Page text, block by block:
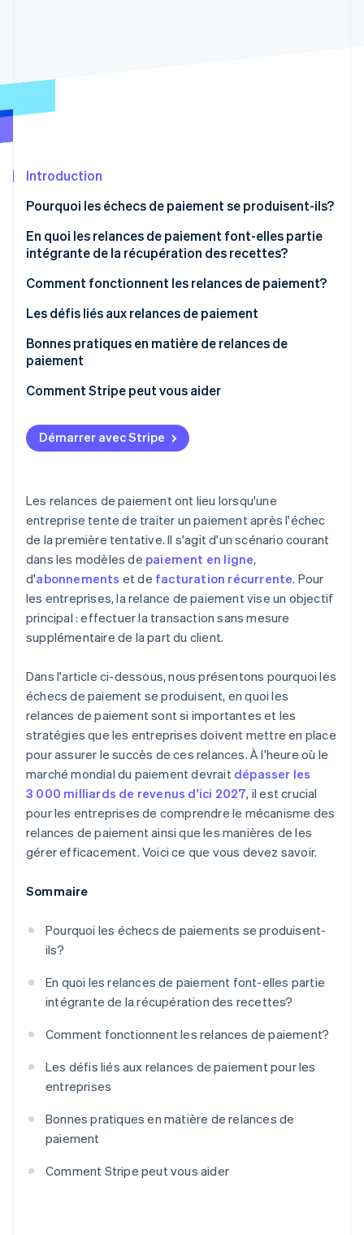
Vérification de l'identité
Stripe Sessions 2026
l’IA.
Regarder
Introduction
Pourquoi les échecs de paiement se produisent-ils?
Motifs d’ordre technique
Motifs liés aux clients
En quoi les relances de paiement font-elles partie
intégrante de la récupération des recettes?
Comment fonctionnent les relances de paiement?
Les défis liés aux relances de paiement
Le défi : Distinguer les différents types d’échecs de
transaction
La solution : Des analyses diagnostiques avancées
Le défi : Optimiser les algorithmes de relances
La solution : Un calendrier de relances dynamique
réglementation
La solution : Un suivi continu de la conformité et un
chiffrement avancé
Le défi : Réduire les coûts opérationnels des
relances de paiement
La solution : Une analyse coûts-avantages et une
automatisation du processus
Le défi : Intégrer de nouvelles technologies et
moyens de paiement
La solution : Une architecture système agile
Bonnes pratiques en matière de relances de
paiement
Comment Stripe peut vous aider
Démarrer avec Stripe
Les relances de paiement ont lieu lorsqu'une
entreprise tente de traiter un paiement après l'échec
de la première tentative. Il s'agit d'un scénario courant
dans les modèles de paiement en ligne,
d'abonnements et de facturation récurrente. Pour
les entreprises, la relance de paiement vise un objectif
principal : effectuer la transaction sans mesure
supplémentaire de la part du client.
Dans l'article ci-dessous, nous présentons pourquoi les
échecs de paiement se produisent, en quoi les
relances de paiement sont si importantes et les
stratégies que les entreprises doivent mettre en place
pour assurer le succès de ces relances. À l'heure où le
marché mondial du paiement devrait dépasser les
3 000 milliards de revenus d'ici 2027, il est crucial
pour les entreprises de comprendre le mécanisme des
relances de paiement ainsi que les manières de les
gérer efficacement. Voici ce que vous devez savoir.
Sommaire
Pourquoi les échecs de paiements se produisent-
ils?
En quoi les relances de paiement font-elles partie
intégrante de la récupération des recettes?
Comment fonctionnent les relances de paiement?
Les défis liés aux relances de paiement pour les
entreprises
Bonnes pratiques en matière de relances de
paiement
Comment Stripe peut vous aider